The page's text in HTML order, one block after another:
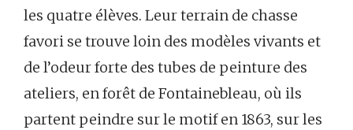
les quatre élèves. Leur terrain de chasse
favori se trouve loin des modèles vivants et
de l’odeur forte des tubes de peinture des
ateliers, en forêt de Fontainebleau, où ils
partent peindre sur le motif en 1863, sur les